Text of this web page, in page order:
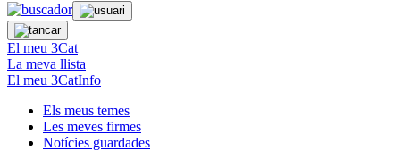
El meu 3Cat
La meva llista
El meu 3CatInfo
Els meus temes
Les meves firmes
Notícies guardades